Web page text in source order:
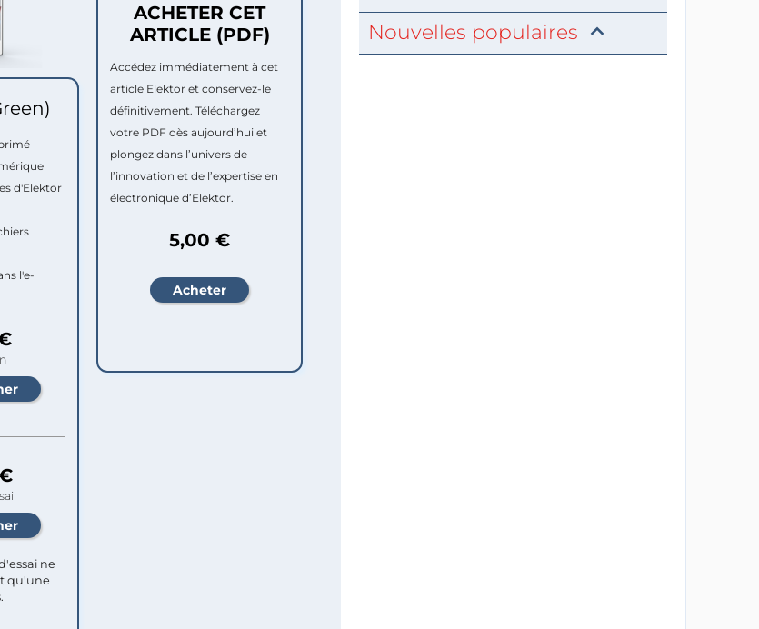
d'Elektor
l'e-
ne
qu'une
ACHETER CET
ARTICLE (PDF)
Accédez immédiatement à cet
article Elektor et conservez-le
définitivement. Téléchargez
votre PDF dès aujourd’hui et
plongez dans l’univers de
l’innovation et de l’expertise en
électronique d’Elektor.
5,00 €
Nouvelles populaires